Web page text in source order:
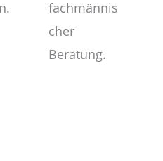
fachmännis
cher
Beratung.